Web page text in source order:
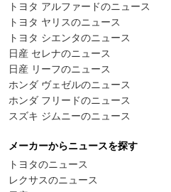
トヨタ アルファードのニュース
トヨタ ヤリスのニュース
トヨタ シエンタのニュース
日産 セレナのニュース
日産 リーフのニュース
ホンダ ヴェゼルのニュース
ホンダ フリードのニュース
スズキ ジムニーのニュース
メーカーからニュースを探す
トヨタのニュース
レクサスのニュース